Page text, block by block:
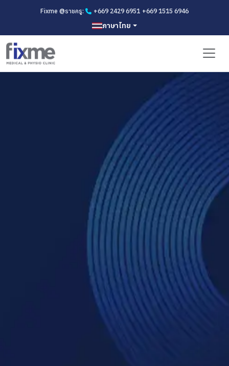
Fixme @ราชครู: +669 2429 6951 +669 1515 6946
ภาษาไทย